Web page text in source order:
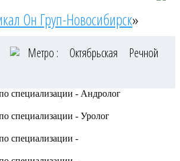
Он Груп-Новосибирск»
Метро : Октябрьская
Речной
специализации - Андролог
специализации - Уролог
специализации -